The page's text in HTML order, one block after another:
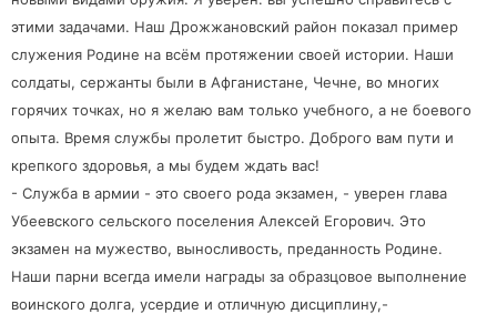
этими задачами. Наш Дрожжановский район показал пример
служения Родине на всём протяжении своей истории. Наши
солдаты, сержанты были в Афганистане, Чечне, во многих
горячих точках, но я желаю вам только учебного, а не боевого
опыта. Время службы пролетит быстро. Доброго вам пути и
крепкого здоровья, а мы будем ждать вас!
- Служба в армии - это своего рода экзамен, - уверен глава
Убеевского сельского поселения Алексей Егорович. Это
экзамен на мужество, выносливость, преданность Родине.
Наши парни всегда имели награды за образцовое выполнение
воинского долга, усердие и отличную дисциплину,-